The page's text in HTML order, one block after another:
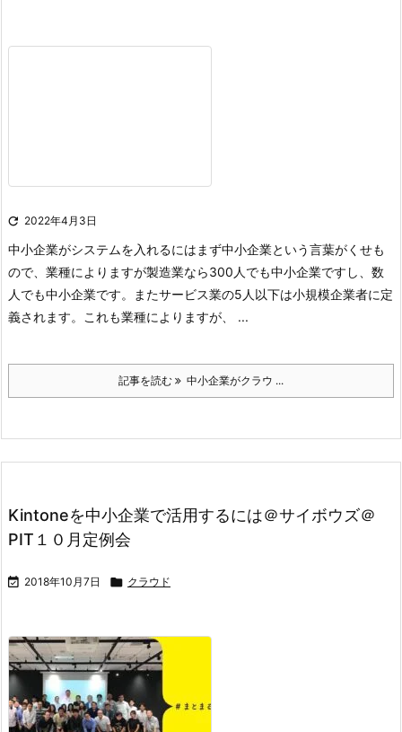
 2022年4月3日
中小企業がシステムを入れるには まず中小企業という言葉がくせも
ので、業種によりますが製造業なら300人でも中小企業ですし、数
人でも中小企業です。またサービス業の5人以下は小規模企業者に定
義されます。
これも業種によりますが、 ...
記事を読む 中小企業がクラウ ...
Kintoneを中小企業で活用するには＠サイボウズ＠
PIT１０月定例会
 2018年10月7日  クラウド